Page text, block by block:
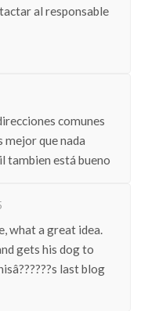
al responsable
comunes
mejor que nada
tambien está bueno
what a great idea.
gets his dog to
last blog